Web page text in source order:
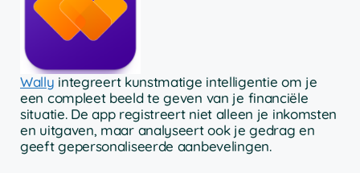
Wally integreert kunstmatige intelligentie om je
een compleet beeld te geven van je financiële
situatie. De app registreert niet alleen je inkomsten
en uitgaven, maar analyseert ook je gedrag en
geeft gepersonaliseerde aanbevelingen.